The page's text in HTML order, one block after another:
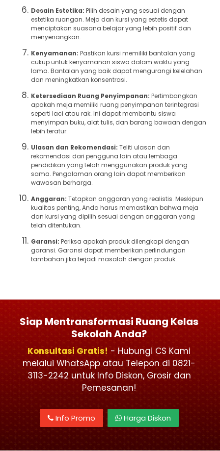
Desain Estetika: Pilih desain yang sesuai dengan
estetika ruangan. Meja dan kursi yang estetis dapat
menciptakan suasana belajar yang lebih positif dan
menyenangkan.
Kenyamanan: Pastikan kursi memiliki bantalan yang
cukup untuk kenyamanan siswa dalam waktu yang
lama. Bantalan yang baik dapat mengurangi kelelahan
dan meningkatkan konsentrasi.
Ketersediaan Ruang Penyimpanan: Pertimbangkan
apakah meja memiliki ruang penyimpanan terintegrasi
seperti laci atau rak. Ini dapat membantu siswa
menyimpan buku, alat tulis, dan barang bawaan dengan
lebih teratur.
Ulasan dan Rekomendasi: Teliti ulasan dan
rekomendasi dari pengguna lain atau lembaga
pendidikan yang telah menggunakan produk yang
sama. Pengalaman orang lain dapat memberikan
wawasan berharga.
Anggaran: Tetapkan anggaran yang realistis. Meskipun
kualitas penting, Anda harus memastikan bahwa meja
dan kursi yang dipilih sesuai dengan anggaran yang
telah ditentukan.
Garansi: Periksa apakah produk dilengkapi dengan
garansi. Garansi dapat memberikan perlindungan
tambahan jika terjadi masalah dengan produk.
Siap Mentransformasi Ruang Kelas
Sekolah Anda?
Konsultasi Gratis! - Hubungi CS Kami
melalui WhatsApp atau Telepon di 0821-
3113-2242 untuk Info Diskon, Grosir dan
Pemesanan!
Info Promo Harga Diskon